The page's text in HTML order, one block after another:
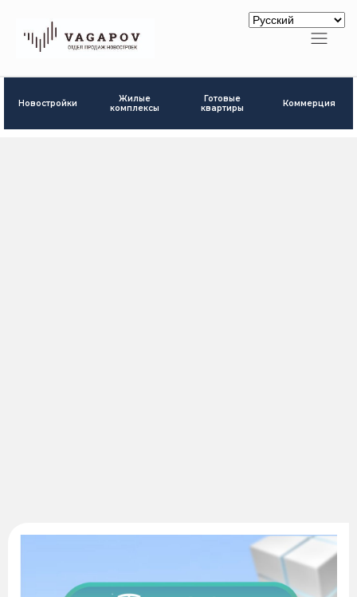
Новостройки
Жилые
комплексы
Готовые
квартиры
Коммерция